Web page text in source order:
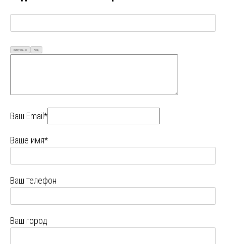
Визуально Код
Ваш Email*
Ваше имя*
Ваш телефон
Ваш город